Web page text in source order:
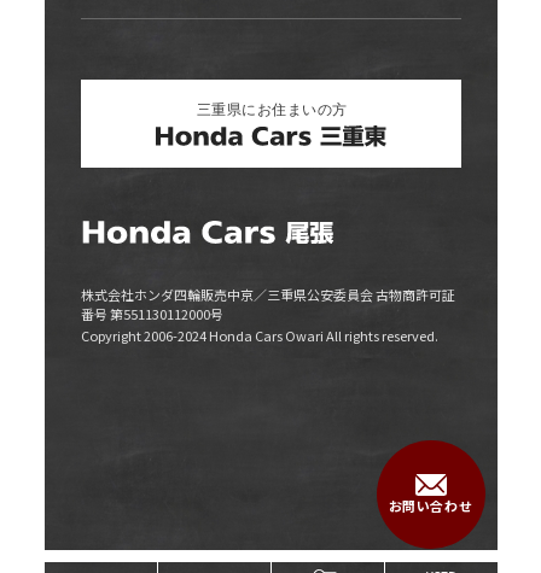
ニュース
株式会社ホンダ四輪販売中京／三重県公安委員会 古物商許可証
番号 第551130112000号
Copyright 2006-2024 Honda Cars Owari All rights reserved.
お問い合わせ